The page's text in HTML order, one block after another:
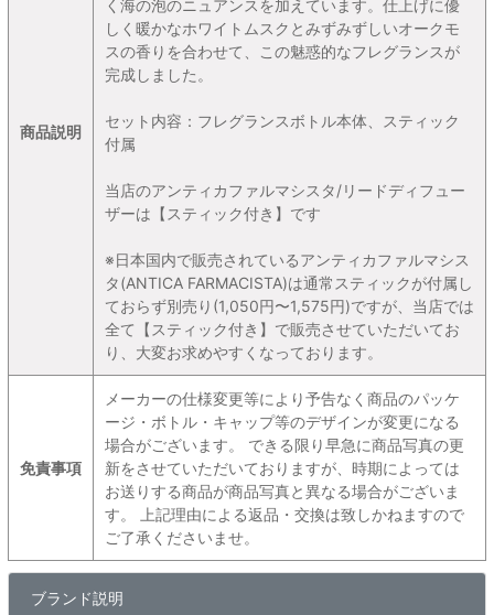
商品説明
く海の泡のニュアンスを加えています。仕上げに優
しく暖かなホワイトムスクとみずみずしいオークモ
スの香りを合わせて、この魅惑的なフレグランスが
完成しました。
セット内容：フレグランスボトル本体、スティック
付属
当店のアンティカファルマシスタ/リードディフュー
ザーは【スティック付き】です
※日本国内で販売されているアンティカファルマシス
タ(ANTICA FARMACISTA)は通常スティックが付属し
ておらず別売り(1,050円〜1,575円)ですが、当店では
全て【スティック付き】で販売させていただいてお
り、大変お求めやすくなっております。
免責事項
メーカーの仕様変更等により予告なく商品のパッケ
ージ・ボトル・キャップ等のデザインが変更になる
場合がございます。 できる限り早急に商品写真の更
新をさせていただいておりますが、時期によっては
お送りする商品が商品写真と異なる場合がございま
す。 上記理由による返品・交換は致しかねますので
ご了承くださいませ。
ブランド説明